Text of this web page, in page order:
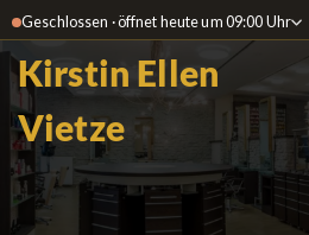
Geschlossen · öffnet heute um 09:00 Uhr
Kirstin Ellen
Vietze